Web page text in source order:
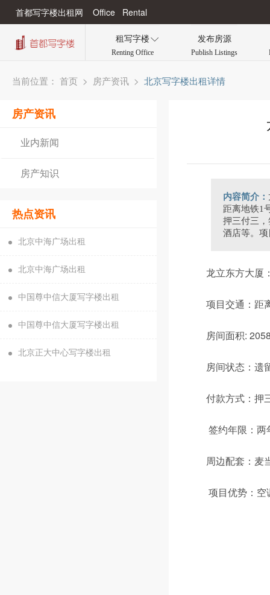
首都写字楼出租网 Office Rental
租写字楼
Renting Office
 发布房源
Publish Listings
当前位置： 首页 > 房产资讯 > 北京写字楼出租详情
房产资讯
业内新闻
房产知识
热点资讯
北京中海广场出租
北京中海广场出租
中国尊中信大厦写字楼出租
中国尊中信大厦写字楼出租
北京正大中心写字楼出租
内容简介：
距离地铁1
押三付三
酒店等。
龙立东方大厦
项目交通：距
房间面积:
房间状态：遗
付款方式：押
签约年限：
周边配套：麦
项目优势：